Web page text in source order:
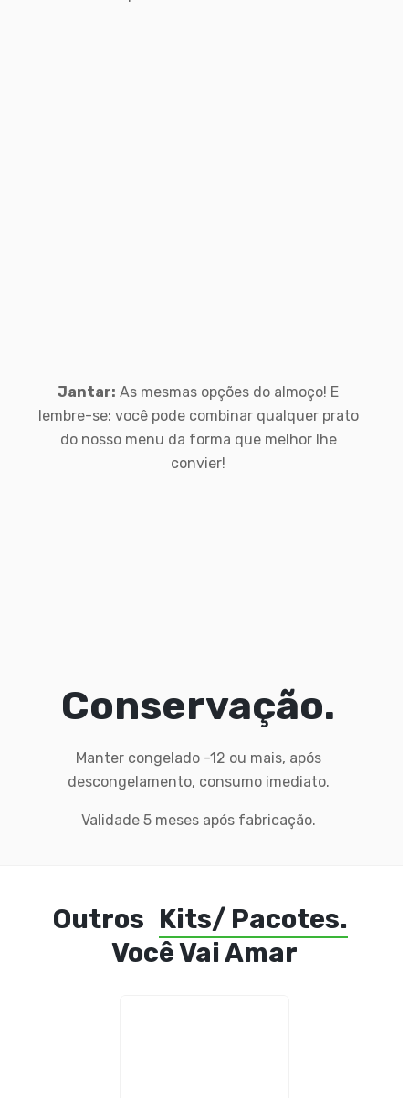
Jantar: As mesmas opções do almoço! E
lembre-se: você pode combinar qualquer prato
do nosso menu da forma que melhor lhe
convier!
Conservação.
Manter congelado -12 ou mais, após
descongelamento, consumo imediato.
Validade 5 meses após fabricação.
Outros Kits/ Pacotes.
Você Vai Amar